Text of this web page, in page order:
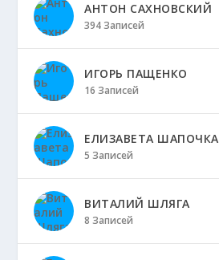
АНТОН САХНОВСКИЙ
394 Записей
ИГОРЬ ПАЩЕНКО
16 Записей
ЕЛИЗАВЕТА ШАПОЧКА
5 Записей
ВИТАЛИЙ ШЛЯГА
8 Записей